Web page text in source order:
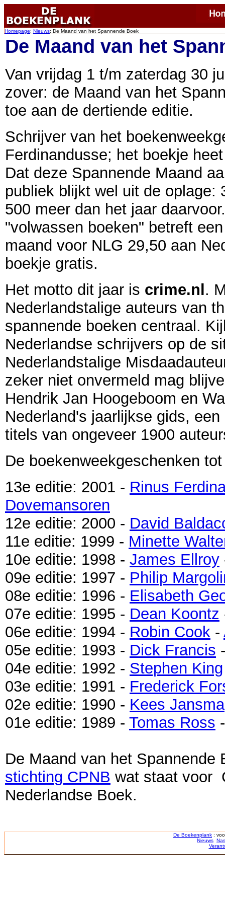
Homepage: Nieuws: De Maand van het Spannende Boek
De Maand van het
Van vrijdag 1 t/m zaterdag 30
zover: de Maand van het
toe aan de dertiende editie.
Schrijver van het
Ferdinandusse; het boekje
Dat deze Spannende Maand
publiek blijkt wel uit de oplage:
500 meer dan het jaar
"volwassen boeken" betreft
maand voor NLG 29,50 aan
boekje gratis.
Het motto dit jaar is crime.nl .
Nederlandstalige auteurs van
spannende boeken centraal.
Nederlandse schrijvers op de
Nederlandstalige
zeker niet onvermeld mag
Hendrik Jan Hoogeboom en
Nederland's jaarlijkse gids,
titels van ongeveer 1900
De boekenweekgeschenken
13e editie: 2001 - Rinus
Dovemansoren
12e editie: 2000 - David
11e editie: 1999 - Minette
10e editie: 1998 - James Ellroy
09e editie: 1997 - Philip
08e editie: 1996 - Elisabeth
07e editie: 1995 - Dean Koontz
06e editie: 1994 - Robin Cook -
05e editie: 1993 - Dick Francis
04e editie: 1992 - Stephen King
03e editie: 1991 - Frederick
02e editie: 1990 - Kees Jansma
01e editie: 1989 - Tomas Ross
De Maand van het Spannende
stichting CPNB wat staat voor
Nederlandse Boek.
De Boekenplank :
Nieuws